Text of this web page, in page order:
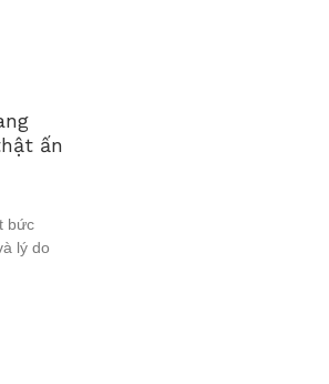
ấn
bức
lý do